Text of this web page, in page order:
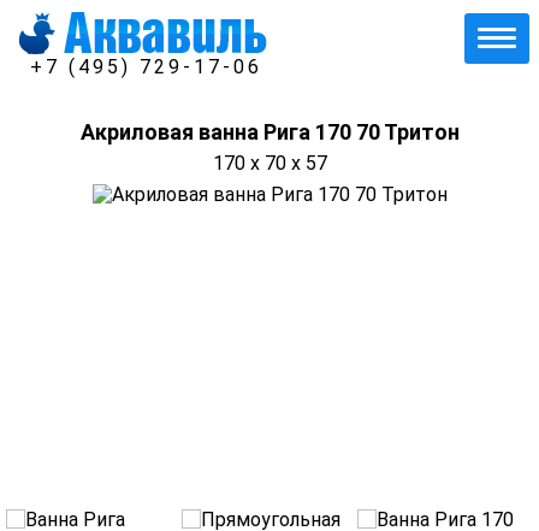
+7 (495) 729-17-06
Акриловая ванна Рига 170 70 Тритон
170 x 70 x 57